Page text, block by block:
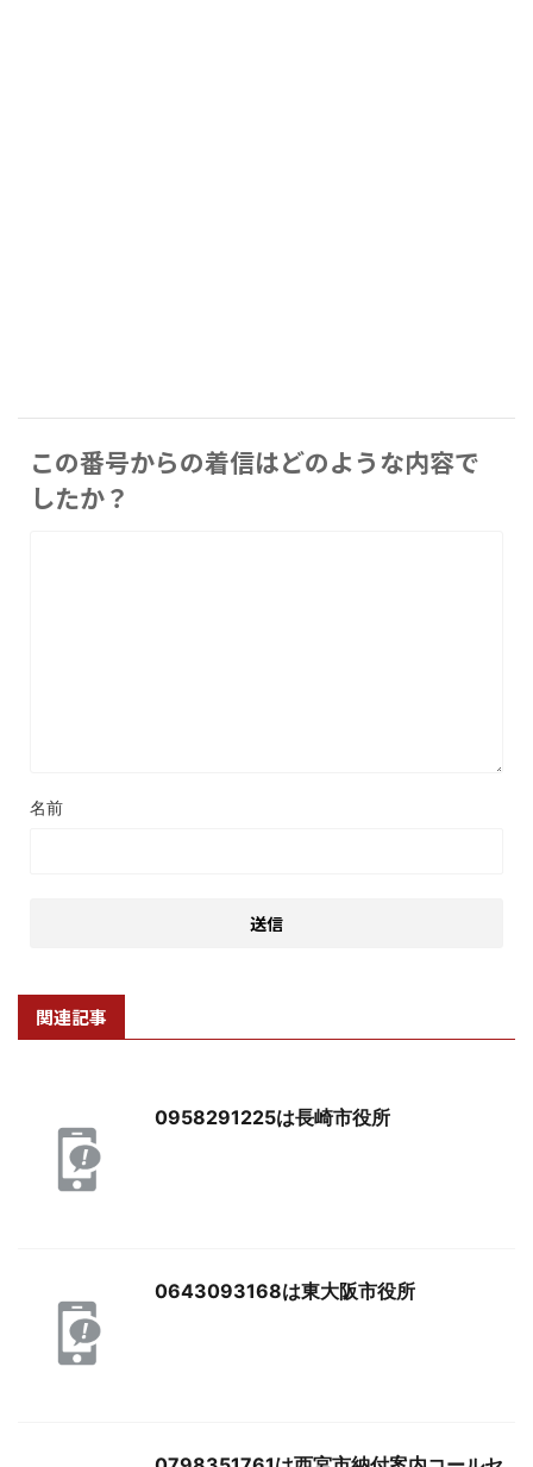
この番号からの着信はどのような内容で
したか？
名前
関連記事
0958291225は長崎市役所
0643093168は東大阪市役所